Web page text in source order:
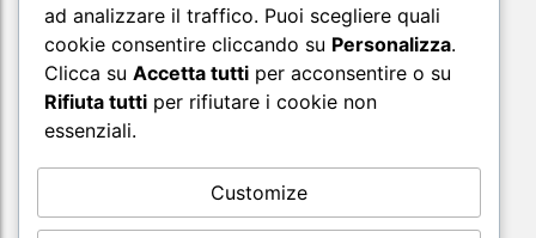
Supporto
ad analizzare il traffico. Puoi scegliere quali
cookie consentire cliccando su Personalizza.
Clicca su Accetta tutti per acconsentire o su
Rifiuta tutti per rifiutare i cookie non
essenziali.
Customize